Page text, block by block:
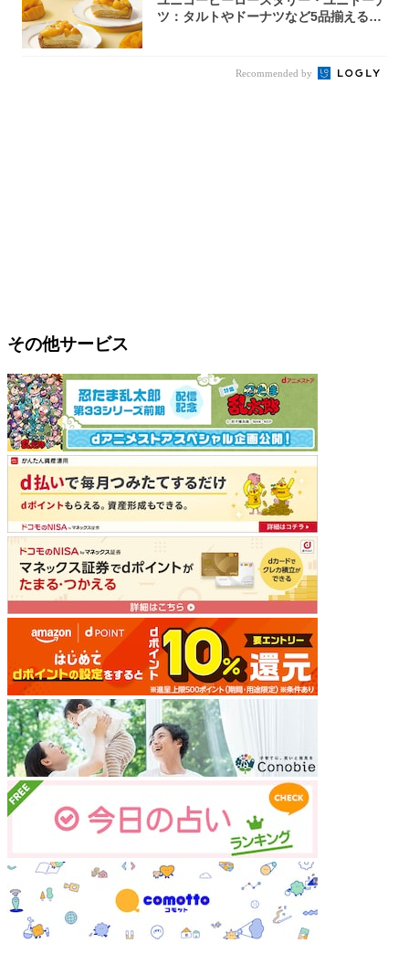
ツ：タルトやドーナツなど5品揃える
Recommended by
その他サービス